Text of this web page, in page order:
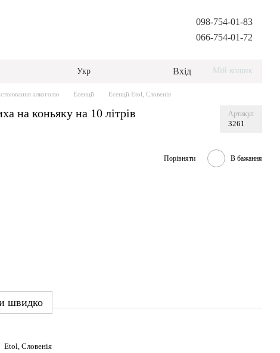
098-754-01-83
066-754-01-72
Укр Вхід Мій кошик
алкоголю Есенції Есенції Etol, Словенія
на коньяку на 10 літрів Артикул
3261
Порівняти В бажання
швидко
Etol, Словенія